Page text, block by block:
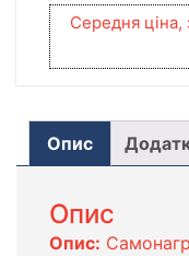
Середня
Опис
Опис
Опис: